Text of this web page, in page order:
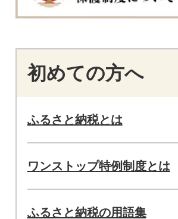
初めての方へ
ふるさと納税とは
ワンストップ特例制度とは
ふるさと納税の用語集